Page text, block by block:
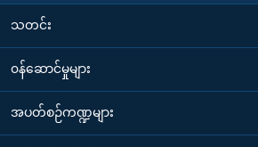
သတင်း
၀န်ဆောင်မှုများ
အပတ်စဉ်ကဏ္ဍများ